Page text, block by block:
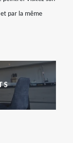
par la même